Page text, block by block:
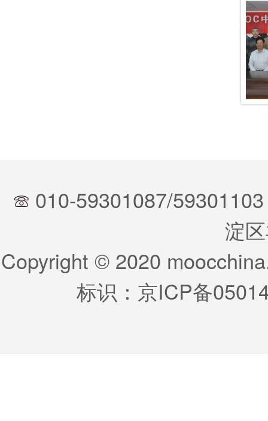
010-59301087/59301103
淀
Copyright © 2020
标识： 京ICP备